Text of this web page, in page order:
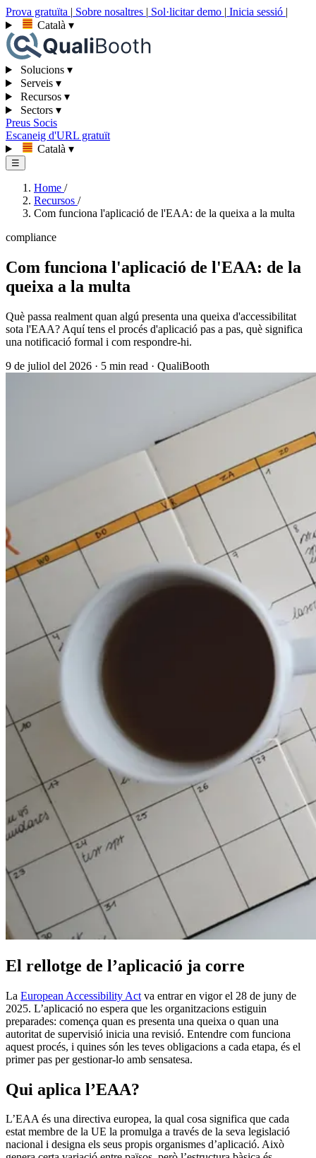
Prova gratuïta | Sobre nosaltres | Sol·licitar demo | Inicia sessió |
Català ▾
Solucions ▾
Serveis ▾
Recursos ▾
Sectors ▾
Preus Socis
Escaneig d'URL gratuït
Català ▾
☰
Home /
Recursos /
Com funciona l'aplicació de l'EAA: de la queixa a la multa
compliance
Com funciona l'aplicació de l'EAA: de la
queixa a la multa
Què passa realment quan algú presenta una queixa d'accessibilitat
sota l'EAA? Aquí tens el procés d'aplicació pas a pas, què significa
una notificació formal i com respondre-hi.
9 de juliol del 2026 · 5 min read · QualiBooth
El rellotge de l’aplicació ja corre
La European Accessibility Act va entrar en vigor el 28 de juny de
2025. L’aplicació no espera que les organitzacions estiguin
preparades: comença quan es presenta una queixa o quan una
autoritat de supervisió inicia una revisió. Entendre com funciona
aquest procés, i quines són les teves obligacions a cada etapa, és el
primer pas per gestionar-lo amb sensatesa.
Qui aplica l’EAA?
L’EAA és una directiva europea, la qual cosa significa que cada
estat membre de la UE la promulga a través de la seva legislació
nacional i designa els seus propis organismes d’aplicació. Això